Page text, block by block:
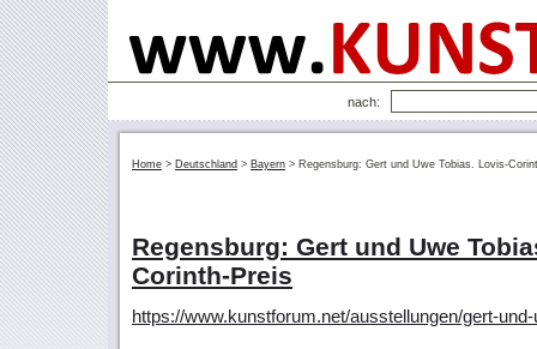
nach:
Home > Deutschland > Bayern > Regensburg: Gert und Uwe Tobias. Lovis-
Regensburg: Gert und Uwe
Corinth-Preis
https://www.kunstforum.net/ausstellungen/gert-